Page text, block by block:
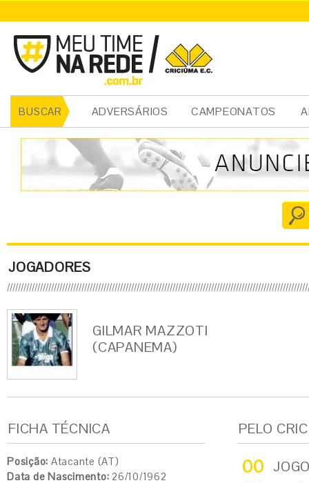
BUSCAR ADVERSÁRIOS CAMPEONATOS
JOGADORES
GILMAR MAZZOTI
(CAPANEMA)
FICHA TÉCNICA
Posição: Atacante (AT)
Data de Nascimento: 26/10/1962
PELO
00